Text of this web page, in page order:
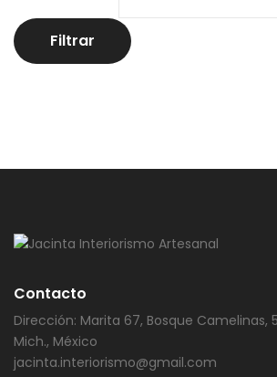
Filtrar
Contacto
Dirección: Marita 67, Bosque Camelinas,
Mich., México
jacinta.interiorismo@gmail.com